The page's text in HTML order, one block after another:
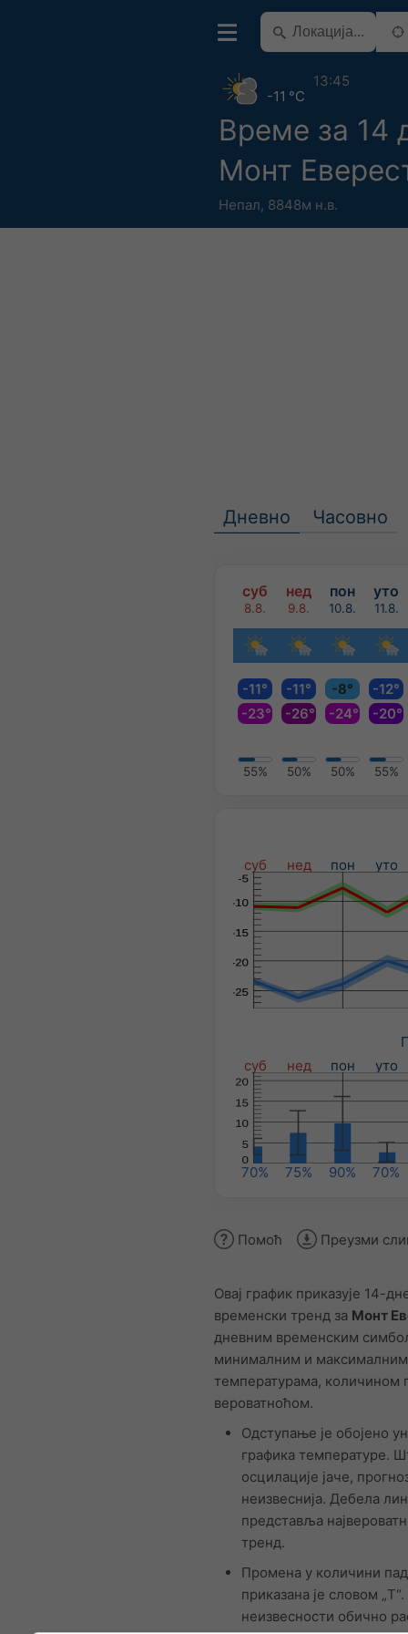
Време за 14
Монт
Непал, 8848м н.в.
-11 °C
13:45
Дневно Часовно
суб нед пон уто
8.8. 9.8. 10.8. 11.8.
-11° -11° -8°
-12°
-23°
-26° -24° -20°
55% 50% 50% 55%
суб нед пон уто
суб
нед пон уто
70% 75% 90% 70%
Помоћ Преузми
Овај график приказује 14-
временски тренд за Монт
дневним временским
минималним и максималним
температурама, количином
вероватноћом.
Одступање је обојено
графика температуре.
осцилације јаче,
неизвеснија. Дебела
представља
тренд.
Промена у количини
приказана је словом
неизвесности обично